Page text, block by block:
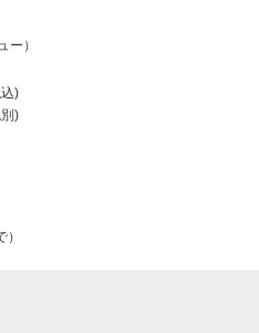
ー）
)
)